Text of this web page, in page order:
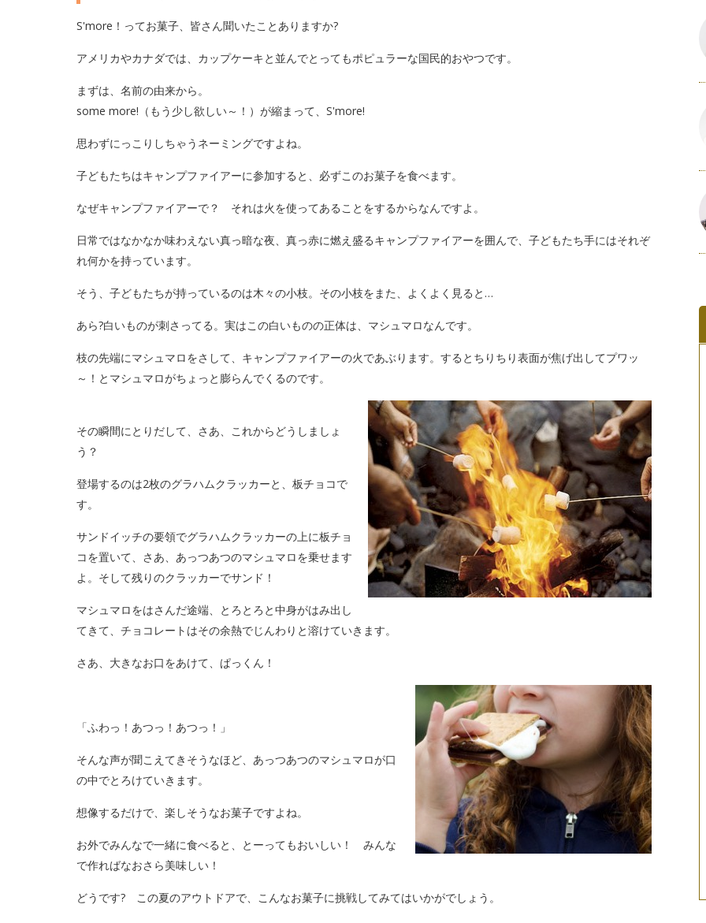
S'more！ってお菓子、皆さん聞いたことありますか?
アメリカやカナダでは、カップケーキと並んでとってもポピュラーな国民的おやつです。
まずは、名前の由来から。
some more!（もう少し欲しい～！）が縮まって、S'more!
思わずにっこりしちゃうネーミングですよね。
子どもたちはキャンプファイアーに参加すると、必ずこのお菓子を食べます。
なぜキャンプファイアーで？ それは火を使ってあることをするからなんですよ。
日常ではなかなか味わえない真っ暗な夜、真っ赤に燃え盛るキャンプファイアーを囲んで、子どもたち手にはそれぞ
れ何かを持っています。
そう、子どもたちが持っているのは木々の小枝。その小枝をまた、よくよく見ると…
あら?白いものが刺さってる。実はこの白いものの正体は、マシュマロなんです。
枝の先端にマシュマロをさして、キャンプファイアーの火であぶります。するとちりちり表面が焦げ出してプワッ
～！とマシュマロがちょっと膨らんでくるのです。
その瞬間にとりだして、さあ、これからどうしましょ
う？
登場するのは2枚のグラハムクラッカーと、板チョコで
す。
サンドイッチの要領でグラハムクラッカーの上に板チョ
コを置いて、さあ、あっつあつのマシュマロを乗せます
よ。そして残りのクラッカーでサンド！
マシュマロをはさんだ途端、とろとろと中身がはみ出し
てきて、チョコレートはその余熱でじんわりと溶けていきます。
さあ、大きなお口をあけて、ぱっくん！
「ふわっ！あつっ！あつっ！」
そんな声が聞こえてきそうなほど、あっつあつのマシュマロが口
の中でとろけていきます。
想像するだけで、楽しそうなお菓子ですよね。
お外でみんなで一緒に食べると、とーってもおいしい！ みんな
で作ればなおさら美味しい！
どうです? この夏のアウトドアで、こんなお菓子に挑戦してみてはいかがでしょう。